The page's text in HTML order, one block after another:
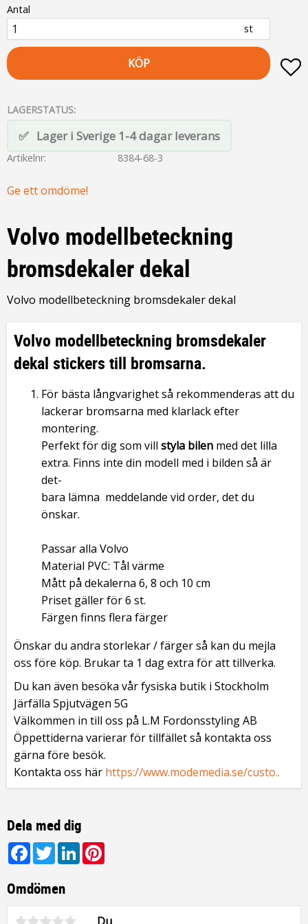
Antal
st
KÖP
LAGERSTATUS
Lager i Sverige 1-4 dagar leverans
Artikelnr 8384-68-3
Ge ett omdöme!
Volvo modellbeteckning
bromsdekaler dekal
Volvo modellbeteckning bromsdekaler dekal
Volvo modellbeteckning bromsdekaler
dekal stickers till bromsarna.
För bästa långvarighet så rekommenderas att du
lackerar bromsarna med klarlack efter
montering.
Perfekt för dig som vill styla bilen med det lilla
extra. Finns inte din modell med i bilden så är
det-
bara lämna meddelande vid order, det du
önskar.
Passar alla Volvo
Material PVC: Tål värme
Mått på dekalerna 6, 8 och 10 cm
Priset gäller för 6 st.
Färgen finns flera färger
Önskar du andra storlekar / färger så kan du mejla
oss före köp. Brukar ta 1 dag extra för att tillverka.
Du kan även besöka vår fysiska butik i Stockholm
Järfälla Spjutvägen 5G
Välkommen in till oss på L.M Fordonsstyling AB
Öppettiderna varierar för tillfället så kontakta oss
gärna före besök.
Kontakta oss här https://www.modemedia.se/custo..
Dela med dig
Facebook
TwitterLinkedIn
Omdömen
Du